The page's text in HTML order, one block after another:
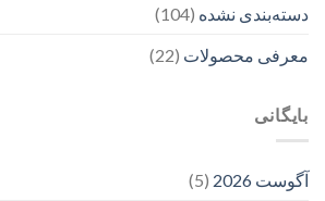
دسته‌بندی نشده (104)
معرفی محصولات (22)
بایگانی
آگوست 2026
(5)